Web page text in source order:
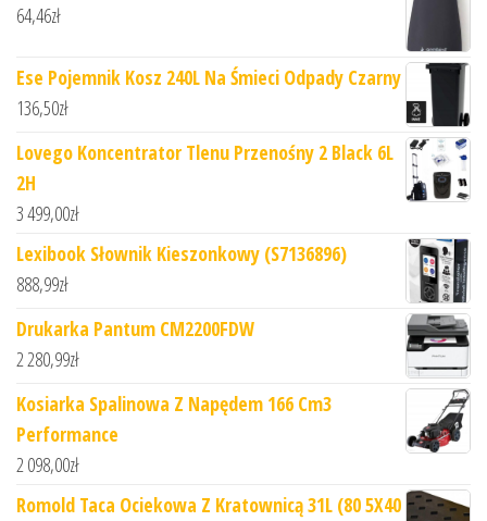
64,46zł
Ese Pojemnik Kosz 240L Na Śmieci Odpady Czarny
136,50zł
Lovego Koncentrator Tlenu Przenośny 2 Black 6L
2H
3 499,00zł
Lexibook Słownik Kieszonkowy (S7136896)
888,99zł
Drukarka Pantum CM2200FDW
2 280,99zł
Kosiarka Spalinowa Z Napędem 166 Cm3
Performance
2 098,00zł
Romold Taca Ociekowa Z Kratownicą 31L (80 5X40